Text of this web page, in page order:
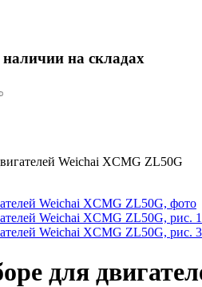
на складах
Weichai XCMG ZL50G
для